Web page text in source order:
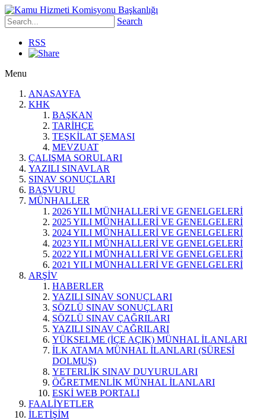
Search
RSS
Menu
ANASAYFA
KHK
BAŞKAN
TARİHÇE
TEŞKİLAT ŞEMASI
MEVZUAT
ÇALIŞMA SORULARI
YAZILI SINAVLAR
SINAV SONUÇLARI
BAŞVURU
MÜNHALLER
2026 YILI MÜNHALLERİ VE GENELGELERİ
2025 YILI MÜNHALLERİ VE GENELGELERİ
2024 YILI MÜNHALLERİ VE GENELGELERİ
2023 YILI MÜNHALLERİ VE GENELGELERİ
2022 YILI MÜNHALLERİ VE GENELGELERİ
2021 YILI MÜNHALLERİ VE GENELGELERİ
ARŞİV
HABERLER
YAZILI SINAV SONUÇLARI
SÖZLÜ SINAV SONUÇLARI
SÖZLÜ SINAV ÇAĞRILARI
YAZILI SINAV ÇAĞRILARI
YÜKSELME (İÇE AÇIK) MÜNHAL İLANLARI
İLK ATAMA MÜNHAL İLANLARI (SÜRESİ
DOLMUŞ)
YETERLİK SINAV DUYURULARI
ÖĞRETMENLİK MÜNHAL İLANLARI
ESKİ WEB PORTALI
FAALİYETLER
İLETİŞİM